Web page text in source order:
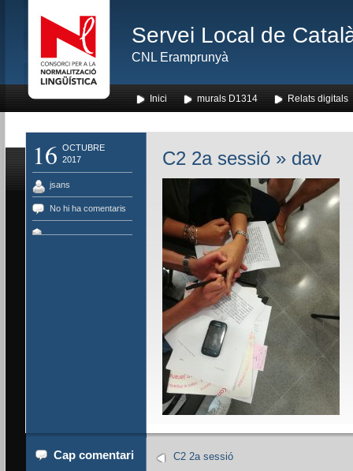
Servei Local de
CNL Eramprunyà
Inici murals D1314 Relats digitals
16 OCTUBRE
2017
jsans
No hi ha comentaris
C2 2a sessió» dav
Cap comentari C2 2a sessió